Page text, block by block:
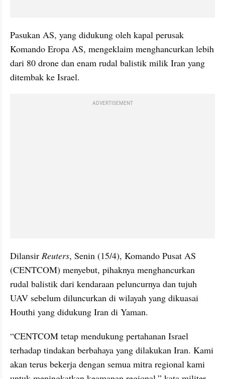
Pasukan AS, yang didukung oleh kapal perusak
Komando Eropa AS, mengeklaim menghancurkan lebih
dari 80 drone dan enam rudal balistik milik Iran yang
ditembak ke Israel.
ADVERTISEMENT
Dilansir Reuters, Senin (15/4), Komando Pusat AS
(CENTCOM) menyebut, pihaknya menghancurkan
rudal balistik dari kendaraan peluncurnya dan tujuh
UAV sebelum diluncurkan di wilayah yang dikuasai
Houthi yang didukung Iran di Yaman.
“CENTCOM tetap mendukung pertahanan Israel
terhadap tindakan berbahaya yang dilakukan Iran. Kami
akan terus bekerja dengan semua mitra regional kami